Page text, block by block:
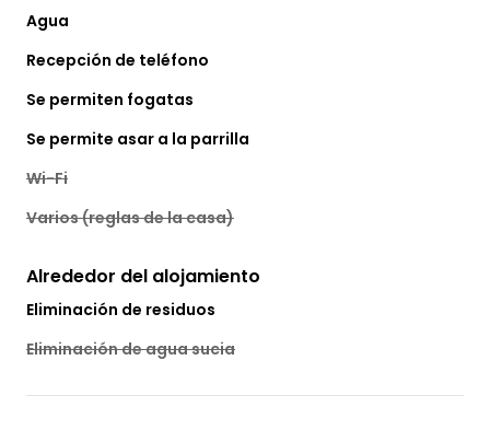
Agua
Recepción de teléfono
Se permiten fogatas
Se permite asar a la parrilla
Wi-Fi
Varios (reglas de la casa)
Alrededor del alojamiento
Eliminación de residuos
Eliminación de agua sucia